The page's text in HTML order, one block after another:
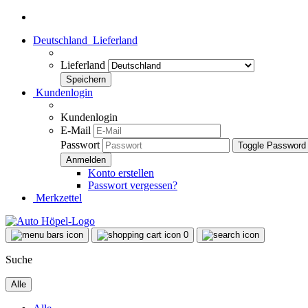
Deutschland Lieferland
Lieferland
Kundenlogin
Kundenlogin
E-Mail
Passwort
Toggle
Konto erstellen
Passwort vergessen?
Merkzettel
0
Suche
Alle